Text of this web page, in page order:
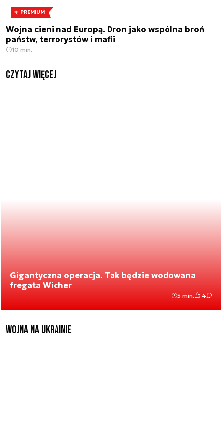
PREMIUM
Wojna cieni nad Europą. Dron jako wspólna broń
państw, terrorystów i mafii
10 min.
czytaj więcej
Gigantyczna operacja. Tak będzie wodowana
fregata Wicher
5 min. 4
Wojna na Ukrainie